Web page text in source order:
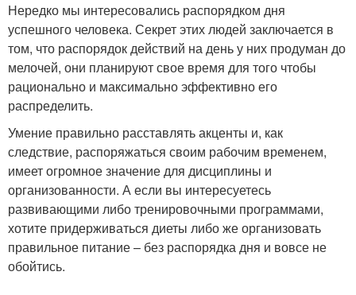
Нередко мы интересовались распорядком дня
успешного человека. Секрет этих людей заключается в
том, что распорядок действий на день у них продуман до
мелочей, они планируют свое время для того чтобы
рационально и максимально эффективно его
распределить.
Умение правильно расставлять акценты и, как
следствие, распоряжаться своим рабочим временем,
имеет огромное значение для дисциплины и
организованности. А если вы интересуетесь
развивающими либо тренировочными программами,
хотите придерживаться диеты либо же организовать
правильное питание – без распорядка дня и вовсе не
обойтись.